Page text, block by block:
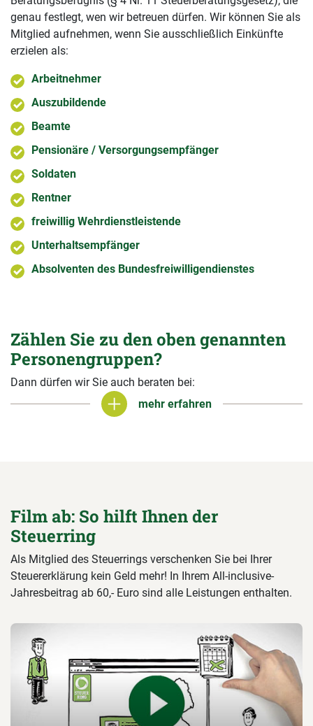
genau festlegt, wen wir betreuen dürfen. Wir können Sie als
Mitglied aufnehmen, wenn Sie ausschließlich Einkünfte
erzielen als:
Arbeitnehmer
Auszubildende
Beamte
Pensionäre / Versorgungsempfänger
Soldaten
Rentner
freiwillig Wehrdienstleistende
Unterhaltsempfänger
Absolventen des Bundesfreiwilligendienstes
Zählen Sie zu den oben genannten
Personengruppen?
Dann dürfen wir Sie auch beraten bei:
mehr erfahren
mehr erfahren
Film ab: So hilft Ihnen der
Steuerring
Als Mitglied des Steuerrings verschenken Sie bei Ihrer
Steuererklärung kein Geld mehr! In Ihrem All-inclusive-
Jahresbeitrag ab 60,- Euro sind alle Leistungen enthalten.